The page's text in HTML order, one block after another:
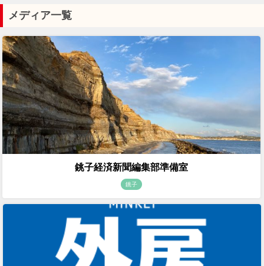
メディア一覧
銚子経済新聞編集部準備室
銚子